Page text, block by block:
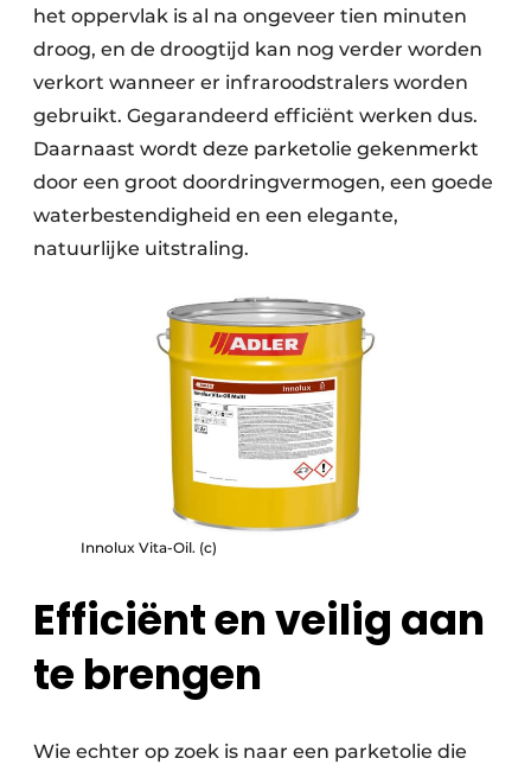
het oppervlak is al na ongeveer tien minuten
droog, en de droogtijd kan nog verder worden
verkort wanneer er infraroodstralers worden
gebruikt. Gegarandeerd efficiënt werken dus.
Daarnaast wordt deze parketolie gekenmerkt
door een groot doordringvermogen, een goede
waterbestendigheid en een elegante,
natuurlijke uitstraling.
Innolux Vita-Oil. (c)
Efficiënt en veilig aan
te brengen
Wie echter op zoek is naar een parketolie die